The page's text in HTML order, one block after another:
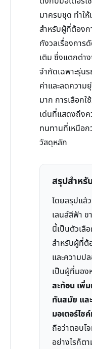
มาครบชุด ทำใ
สำหรับผู้ที่ต้องก
กังวลเรื่องการ
เติม ซึ่งแตกต่า
จำกัดเฉพาะรุ่น
ค่าและลดความ
มาก การเลือก
เด่นที่แสดงถึงค
ทนทานที่เหนือก
วัสดุหลัก
สรุปสำหรั
โดยสรุปแล้
เลนส์สีฟ้า
นี้เป็นตัวเลื
สำหรับผู้ที่ต้
และความป
เป็นผู้ที่มอง
สะท้อน เพิ่
ทันสมัย แล
มอเตอร์ไซ
ถือว่าตอบโ
อย่างไรก็ต